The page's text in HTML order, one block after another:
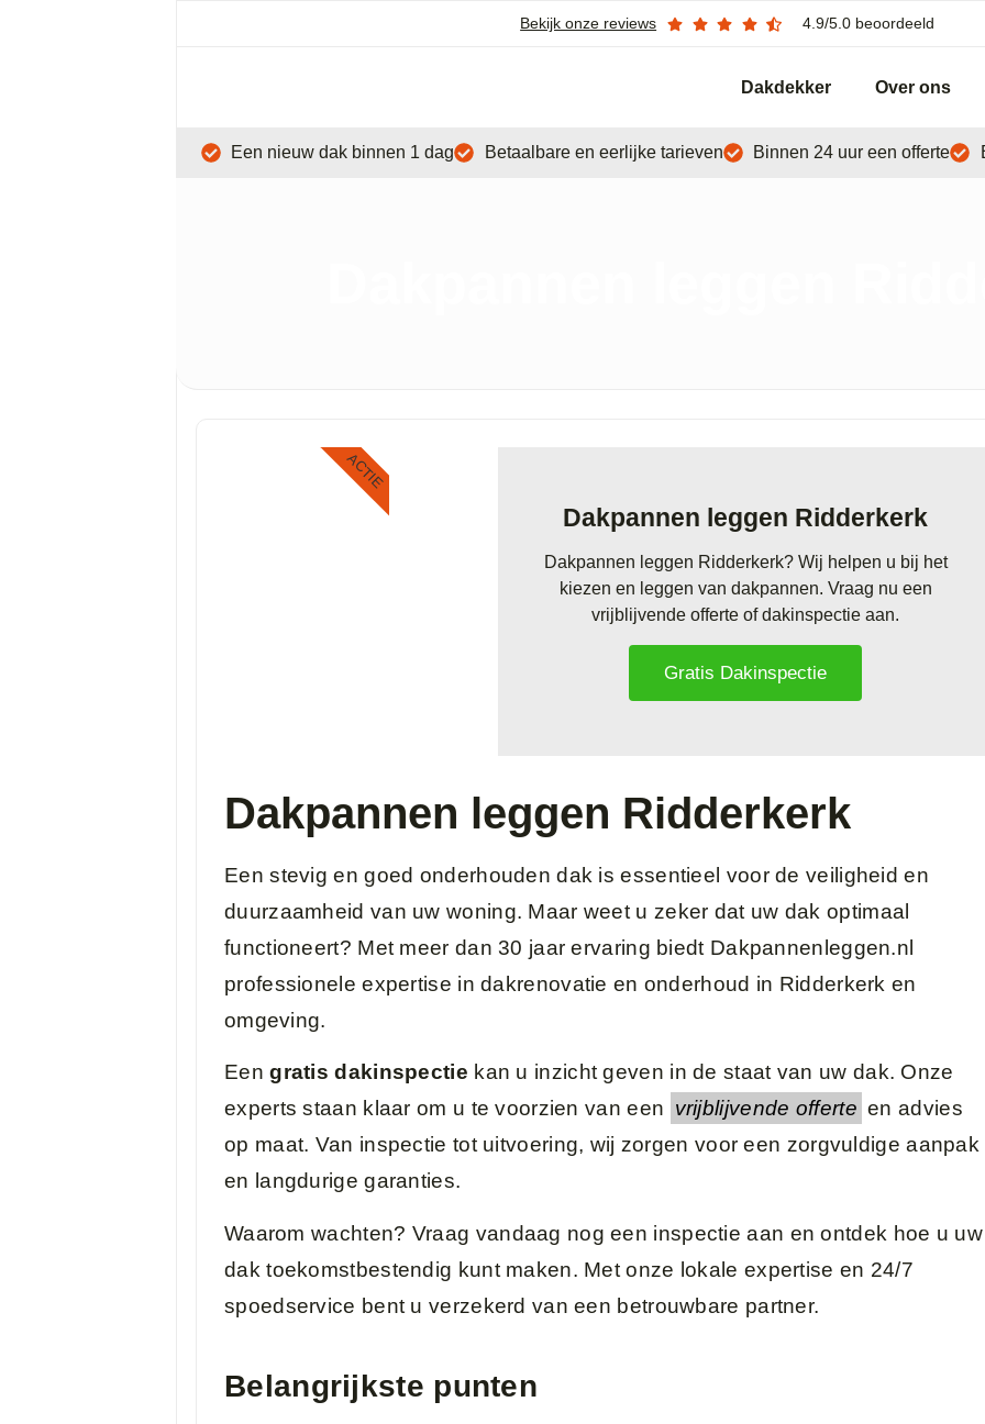
Bekijk onze reviews 4.9/5.0 beoordeeld
Dakdekker Over ons
Een nieuw dak binnen 1 dag Betaalbare en eerlijke tarieven Binnen 24 uur een offerte
Dakpannen leggen Ridderkerk
Dakpannen leggen Ridderkerk? Wij helpen u bij het
kiezen en leggen van dakpannen. Vraag nu een
vrijblijvende offerte of dakinspectie aan.
Gratis Dakinspectie
ACTIE
Dakpannen leggen Ridderkerk
Een stevig en goed onderhouden dak is essentieel voor de veiligheid en
duurzaamheid van uw woning. Maar weet u zeker dat uw dak optimaal
functioneert? Met meer dan 30 jaar ervaring biedt Dakpannenleggen.nl
professionele expertise in dakrenovatie en onderhoud in Ridderkerk en
omgeving.
Eengratis dakinspectie kan u inzicht geven in de staat van uw dak. Onze
experts staan klaar om u te voorzien van een vrijblijvende offerte en advies
op maat. Van inspectie tot uitvoering, wij zorgen voor een zorgvuldige aanpak
en langdurige garanties.
Waarom wachten? Vraag vandaag nog een inspectie aan en ontdek hoe u uw
dak toekomstbestendig kunt maken. Met onze lokale expertise en 24/7
spoedservice bent u verzekerd van een betrouwbare partner.
Belangrijkste punten